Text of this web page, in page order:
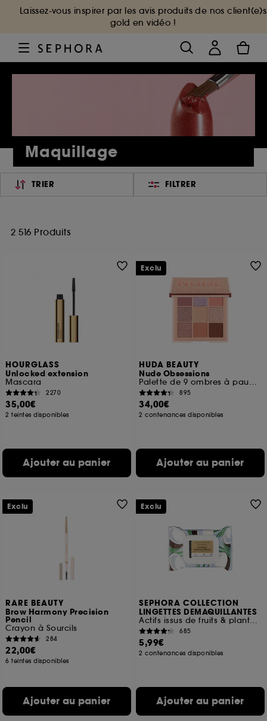
Laissez-vous inspirer par les avis produits de nos client(e)s
gold en vidéo !
Maquillage
TRIER FILTRER
2 516 Produits
HOURGLASS
Unlocked extension
Mascara
2270
35,00€
2 teintes disponibles
Ajouter au panier
HUDA BEAUTY
Nude Obsessions
Palette de 9 ombres à paupières
895
34,00€
2 contenances disponibles
Ajouter au panier
Exclu
RARE BEAUTY
Brow Harmony Precision
Pencil
Crayon à Sourcils
284
22,00€
6 teintes disponibles
Ajouter au panier
Exclu
SEPHORA COLLECTION
LINGETTES DEMAQUILLANTES
Actifs issus de fruits & plantes + Lotion micellaire
685
5,99€
2 contenances disponibles
Ajouter au panier
Exclu